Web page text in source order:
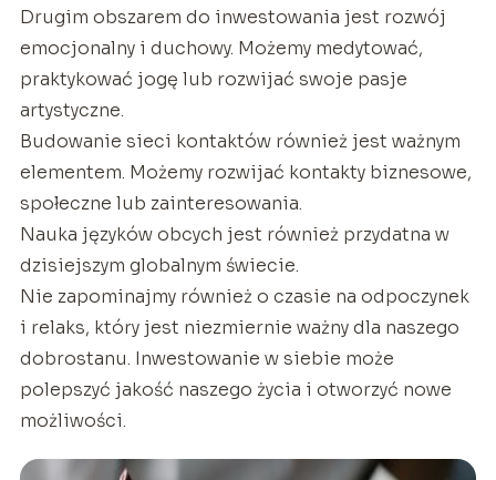
Drugim obszarem do inwestowania jest rozwój
emocjonalny i duchowy. Możemy medytować,
praktykować jogę lub rozwijać swoje pasje
artystyczne.
Budowanie sieci kontaktów również jest ważnym
elementem. Możemy rozwijać kontakty biznesowe,
społeczne lub zainteresowania.
Nauka języków obcych jest również przydatna w
dzisiejszym globalnym świecie.
Nie zapominajmy również o czasie na odpoczynek
i relaks, który jest niezmiernie ważny dla naszego
dobrostanu. Inwestowanie w siebie może
polepszyć jakość naszego życia i otworzyć nowe
możliwości.